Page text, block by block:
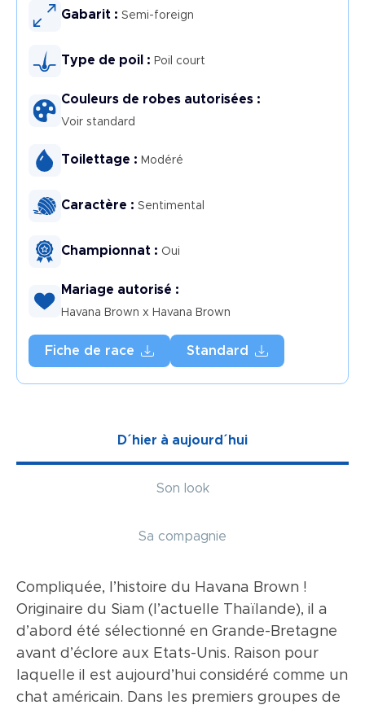
Gabarit : Semi-foreign
Type de poil : Poil court
Couleurs de robes autorisées :
Voir standard
Toilettage : Modéré
Caractère : Sentimental
Championnat : Oui
Mariage autorisé :
Havana Brown x Havana Brown
Fiche de race Standard
D´hier à aujourd´hui
Son look
Sa compagnie
Compliquée, l’histoire du Havana Brown !
Originaire du Siam (l’actuelle Thaïlande), il a
d’abord été sélectionné en Grande-Bretagne
avant d’éclore aux Etats-Unis. Raison pour
laquelle il est aujourd’hui considéré comme un
chat américain. Dans les premiers groupes de
Plus longue que large, la tête est bien
proportionnée par rapport au corps. De profil,
le front, plat, est prolongé par une forte
cassure fronto-nasale. Caractéristique de la
race, le museau semble être une pièce
rapportée tant il est carré. Ovales, les yeux
A la maison, le Havana Brown apprécie le
calme et le confort : un vrai pantouflard ! Ce
qui ne l’empêche pas d’être actif. Et bavard :
sa voix ressemble à celle du Siamois, en un
peu plus atténuée. Très intelligent, le Havana
Brown observe tout et aime participer aux